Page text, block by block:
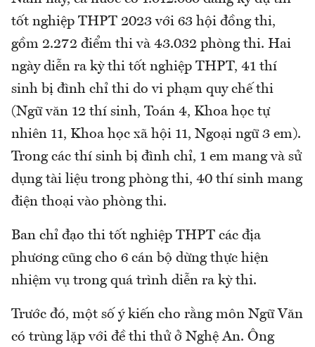
tốt nghiệp THPT 2023 với 63 hội đồng thi,
gồm 2.272 điểm thi và 43.032 phòng thi. Hai
ngày diễn ra kỳ thi tốt nghiệp THPT, 41 thí
sinh bị đình chỉ thi do vi phạm quy chế thi
(Ngữ văn 12 thí sinh, Toán 4, Khoa học tự
nhiên 11, Khoa học xã hội 11, Ngoại ngữ 3 em).
Trong các thí sinh bị đình chỉ, 1 em mang và sử
dụng tài liệu trong phòng thi, 40 thí sinh mang
điện thoại vào phòng thi.
Ban chỉ đạo thi tốt nghiệp THPT các địa
phương cũng cho 6 cán bộ dừng thực hiện
nhiệm vụ trong quá trình diễn ra kỳ thi.
Trước đó, một số ý kiến cho rằng môn Ngữ Văn
có trùng lặp với đề thi thử ở Nghệ An. Ông